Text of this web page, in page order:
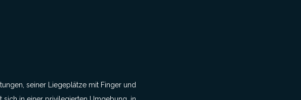
seiner Liegeplätze mit Finger und